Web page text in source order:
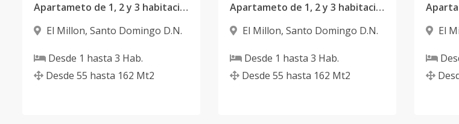
Apartameto de 1, 2 y 3 habitaciones en el Millon
El Millon, Santo Domingo D.N.
Desde 1 hasta 3 Hab.
Desde 55 hasta 162 Mt2
Apartameto de 1, 2 y 3 habitaciones en el Millon
El Millon, Santo Domingo D.N.
Desde 1 hasta 3 Hab.
Desde 55 hasta 162 Mt2
El